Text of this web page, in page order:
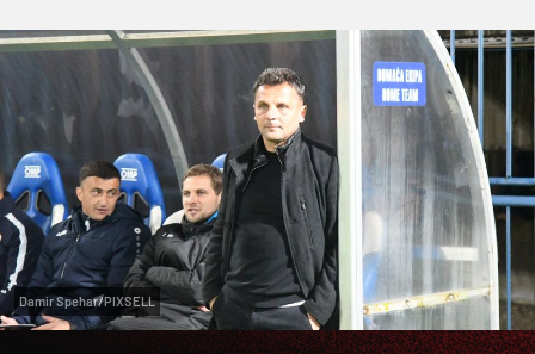
Damir Spehar/PIXSELL